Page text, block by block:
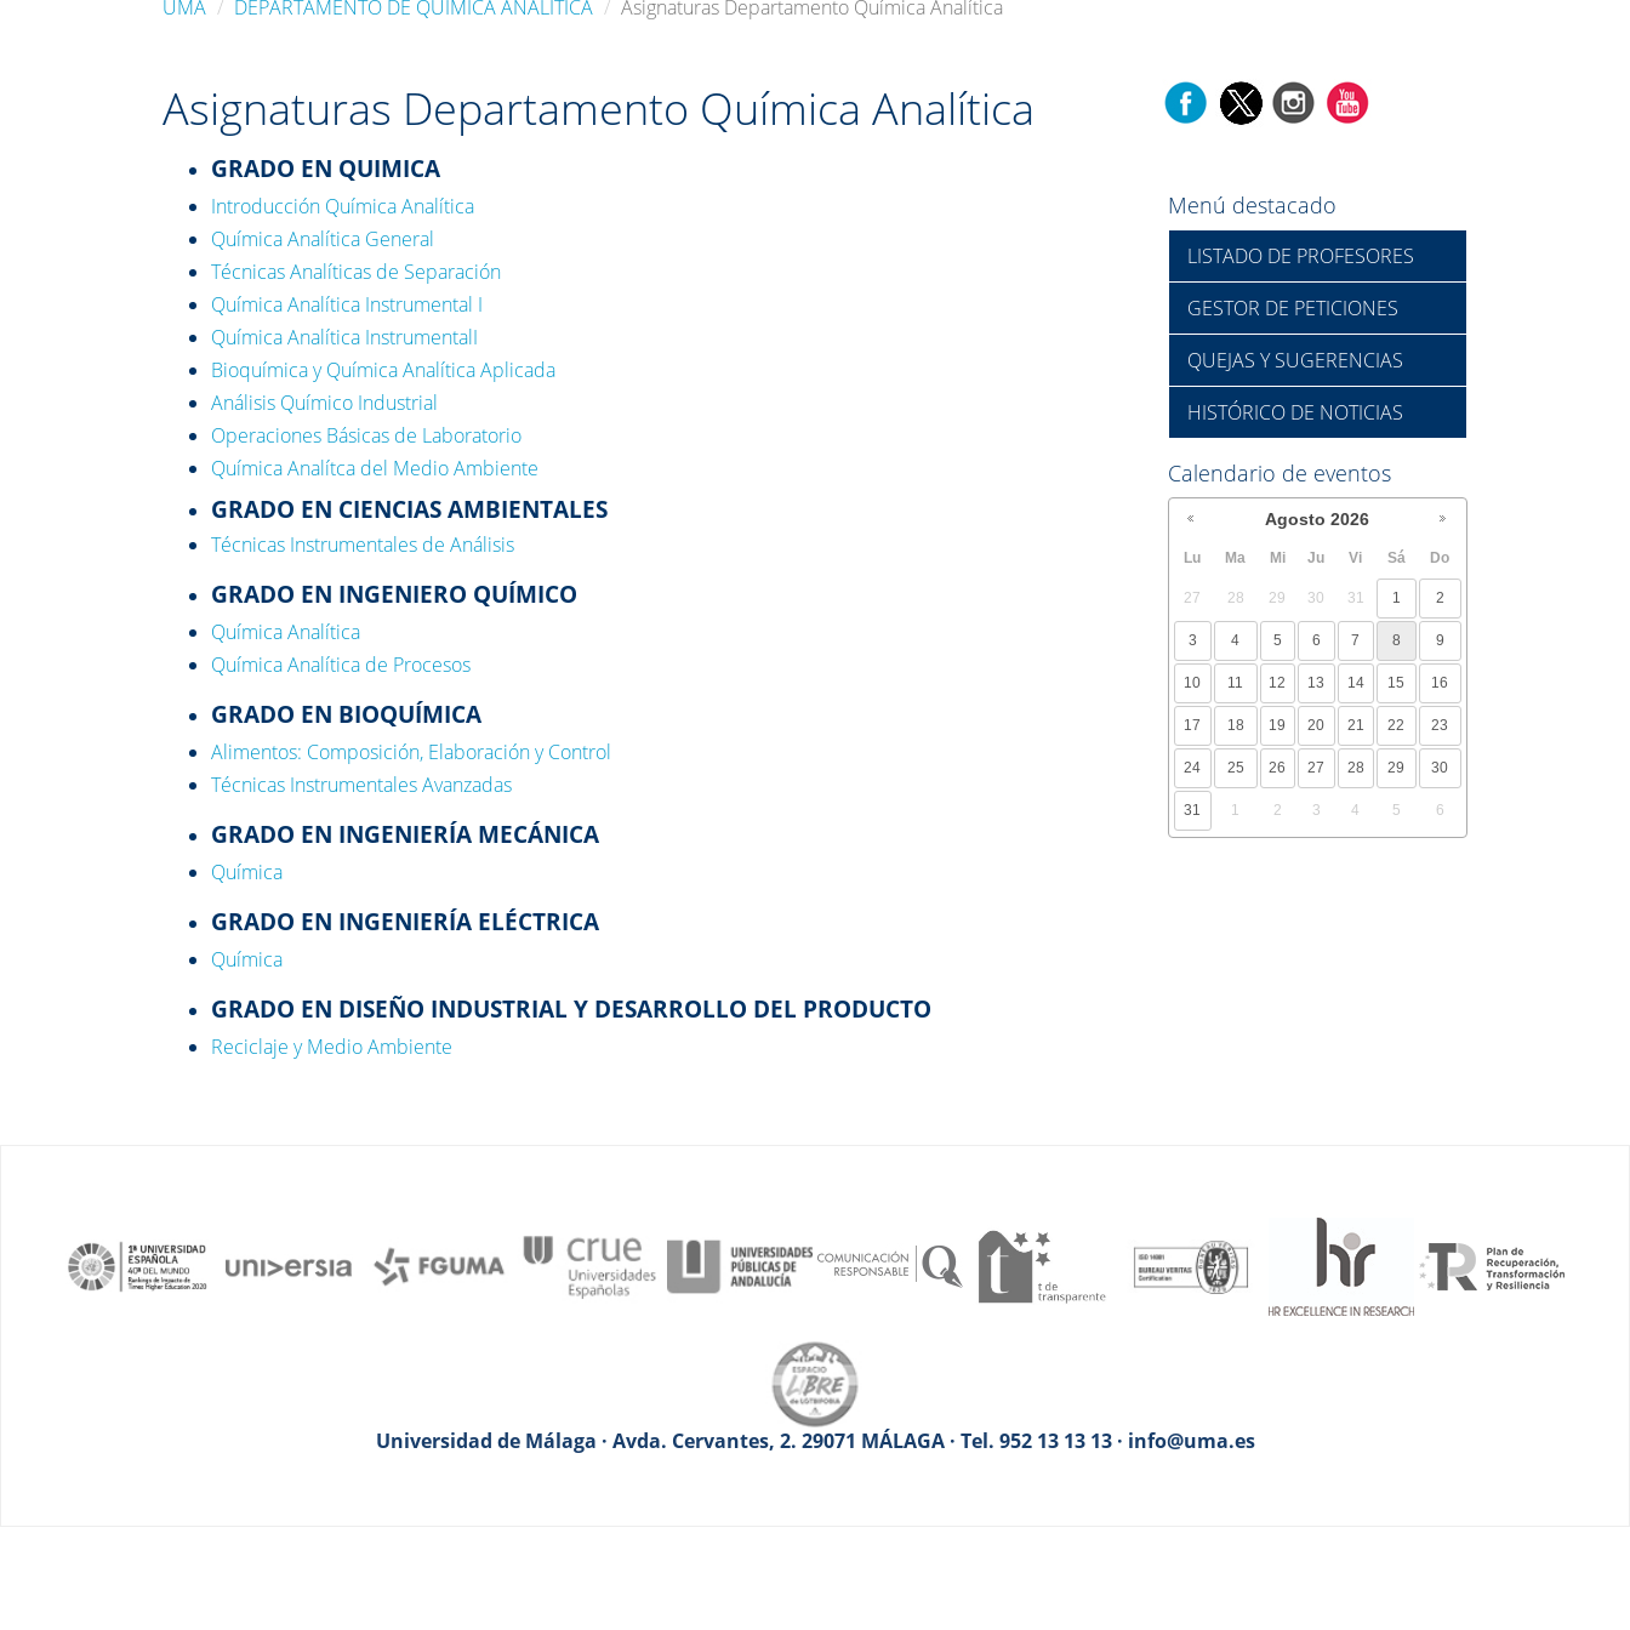
UMA DEPARTAMENTO DE QUÍMICA ANALÍTICA Asignaturas Departamento Química Analítica
Asignaturas Departamento Química Analítica
GRADO EN QUIMICA
Introducción Química Analítica
Química Analítica General
Técnicas Analíticas de Separación
Química Analítica Instrumental I
Química Analítica InstrumentalI
Bioquímica y Química Analítica Aplicada
Análisis Químico Industrial
Operaciones Básicas de Laboratorio
Química Analítca del Medio Ambiente
GRADO EN CIENCIAS AMBIENTALES
Técnicas Instrumentales de Análisis
GRADO EN INGENIERO QUÍMICO
Química Analítica
Química Analítica de Procesos
GRADO EN BIOQUÍMICA
Alimentos: Composición, Elaboración y Control
Técnicas Instrumentales Avanzadas
GRADO EN INGENIERÍA MECÁNICA
Química
GRADO EN INGENIERÍA ELÉCTRICA
Química
GRADO EN DISEÑO INDUSTRIAL Y DESARROLLO DEL PRODUCTO
Reciclaje y Medio Ambiente
Menú destacado
LISTADO DE PROFESORES
GESTOR DE PETICIONES
QUEJAS Y SUGERENCIAS
HISTÓRICO DE NOTICIAS
Calendario de eventos
Agosto 2026
Lu Ma Mi Ju Vi Sá Do
27 28 29 30 31 1 2
3 4 5 6 7 8 9
10 11 12 13 14 15 16
17 18 19 20 21 22 23
24 25 26 27 28 29 30
31 1 2 3 4 5 6
Universidad de Málaga · Avda. Cervantes, 2. 29071 MÁLAGA · Tel. 952 13 13 13 · info@uma.es